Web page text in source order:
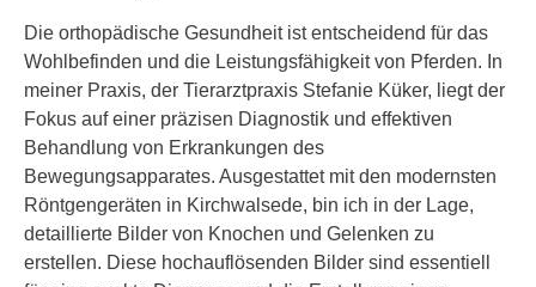
Die orthopädische Gesundheit ist entscheidend für das
Wohlbefinden und die Leistungsfähigkeit von Pferden. In
meiner Praxis, der Tierarztpraxis Stefanie Küker, liegt der
Fokus auf einer präzisen Diagnostik und effektiven
Behandlung von Erkrankungen des
Bewegungsapparates. Ausgestattet mit den modernsten
Röntgengeräten in Kirchwalsede, bin ich in der Lage,
detaillierte Bilder von Knochen und Gelenken zu
erstellen. Diese hochauflösenden Bilder sind essentiell